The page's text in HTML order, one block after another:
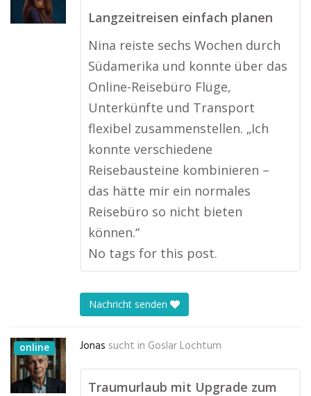
Langzeitreisen einfach planen
Nina reiste sechs Wochen durch
Südamerika und konnte über das
Online-Reisebüro Flüge,
Unterkünfte und Transport
flexibel zusammenstellen. „Ich
konnte verschiedene
Reisebausteine kombinieren –
das hätte mir ein normales
Reisebüro so nicht bieten
können.“
No tags for this post.
Nachricht senden
online Jonas sucht in Goslar Lochtum
Traumurlaub mit Upgrade zum